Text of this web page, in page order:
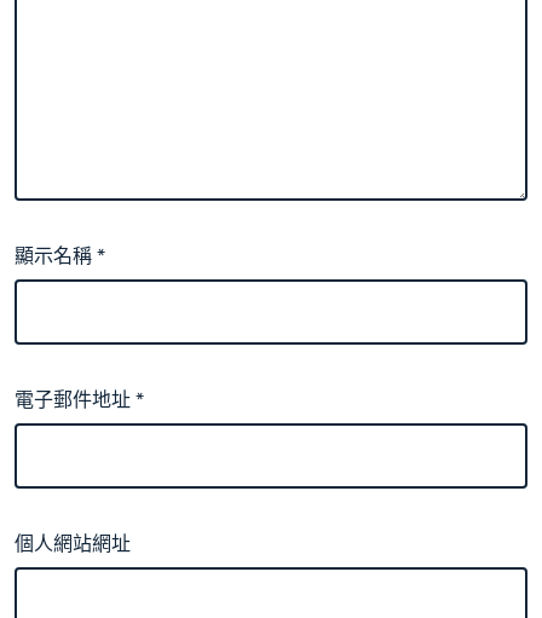
顯示名稱*
電子郵件地址*
個人網站網址